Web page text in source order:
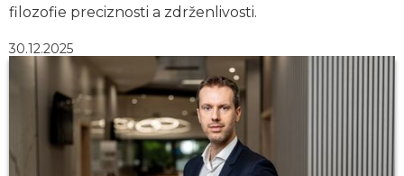
filozofie preciznosti a zdrženlivosti.
30.12.2025